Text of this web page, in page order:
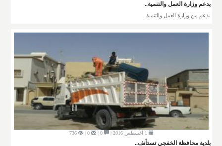
بدعم وزارة العمل والتنمية..
بدعم من وزارة العمل والتنمية..
0 |
0 |
736
بلدية محافظة الخفجي تستأنف..